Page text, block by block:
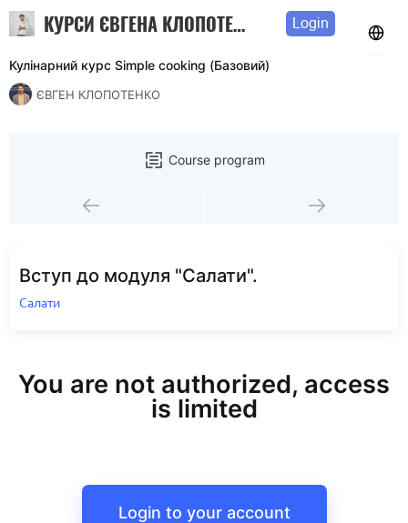
КУРСИ ЄВГЕНА КЛОПОТЕНКА Login
Кулінарний курс Simple cooking (Базовий)
ЄВГЕН КЛОПОТЕНКО
Course program
Вступ до модуля "Салати".
Салати
You are not authorized, access
is limited
Login to your account